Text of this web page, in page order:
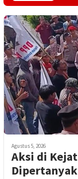
Agustus 5, 2026
Aksi di